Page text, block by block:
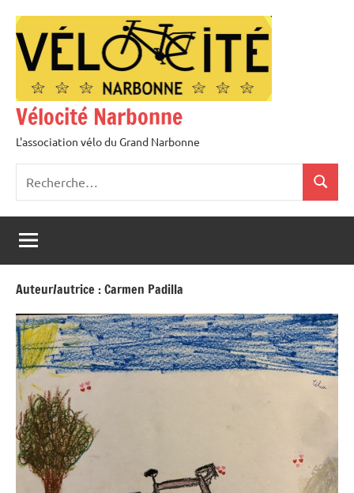
contenu
Vélocité Narbonne
L'association vélo du Grand Narbonne
:
Auteur/autrice :Carmen Padilla